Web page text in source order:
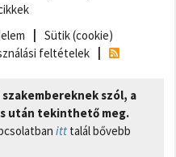
Sütik (cookie)
feltételek
szól, a
után tekinthető meg.
itt talál bővebb